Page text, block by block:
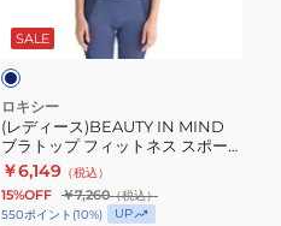
ブ
ラ
ト
ッ
プ
フ
ィ
SALE
ロキシー
(レディース)BEAUTY IN MIND
ブラトップ フィットネス スポー
ツ 25SURBR252551NVY
￥6,149 （税込）
15%OFF ￥7,260（税込）
550ポイント (10%) UP